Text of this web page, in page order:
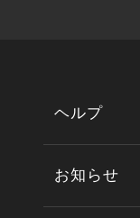
ヘルプ
お知らせ